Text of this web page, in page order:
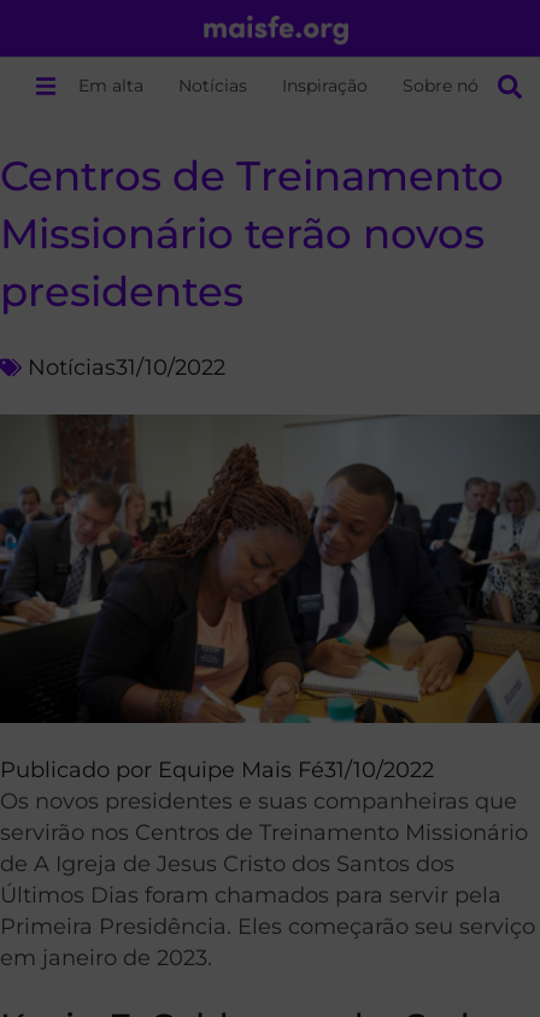
Em alta Notícias Inspiração Sobre nós
Centros de Treinamento
Missionário terão novos
presidentes
Notícias31/10/2022
Publicado por Equipe Mais Fé31/10/2022
Os novos presidentes e suas companheiras que
servirão nos Centros de Treinamento Missionário
de A Igreja de Jesus Cristo dos Santos dos
Últimos Dias foram chamados para servir pela
Primeira Presidência. Eles começarão seu serviço
em janeiro de 2023.